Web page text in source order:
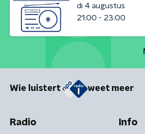
di 4 augustus
21:00 - 23:00
Wie luistert weet meer
Radio Info